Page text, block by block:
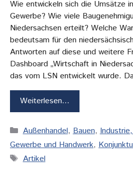
Wie entwickeln sich die Umsätze
Gewerbe? Wie viele
Niedersachsen erteilt? Welche
bedeutsam für den
Antworten auf diese und weitere
Dashboard „Wirtschaft in
das vom LSN entwickelt wurde.
Weiterlesen…
Kategorien
Außenhandel,Bauen,
Gewerbe und Handwerk,
Schlagwörter
Artikel